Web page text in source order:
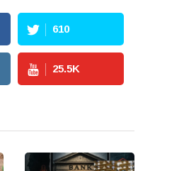
610
25.5K